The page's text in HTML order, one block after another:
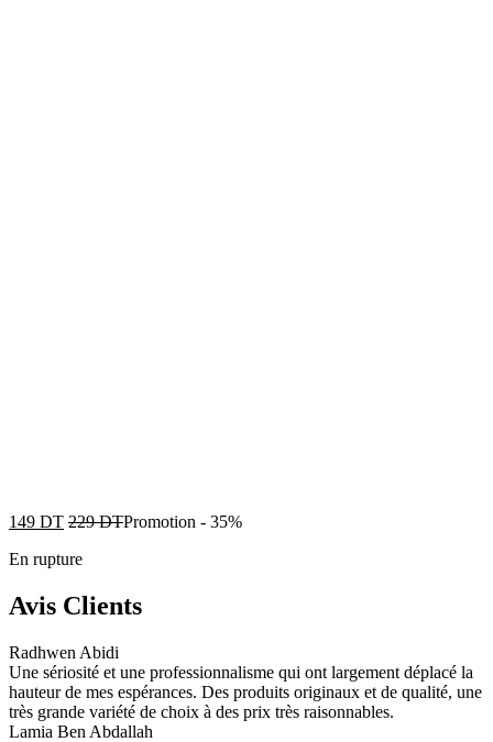
149 DT 229DTPromotion - 35%
En rupture
Avis Clients
Radhwen Abidi
Une sériosité et une professionnalisme qui ont largement déplacé la
hauteur de mes espérances. Des produits originaux et de qualité, une
très grande variété de choix à des prix très raisonnables.
Lamia Ben Abdallah